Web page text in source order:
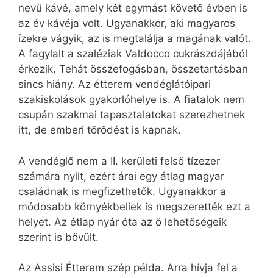
nevű kávé, amely két egymást követő évben is
az év kávéja volt. Ugyanakkor, aki magyaros
ízekre vágyik, az is megtalálja a magának valót.
A fagylalt a szaléziak Valdocco cukrászdájából
érkezik. Tehát összefogásban, összetartásban
sincs hiány. Az étterem vendéglátóipari
szakiskolások gyakorlóhelye is. A fiatalok nem
csupán szakmai tapasztalatokat szerezhetnek
itt, de emberi törődést is kapnak.
A vendéglő nem a II. kerületi felső tízezer
számára nyílt, ezért árai egy átlag magyar
családnak is megfizethetők. Ugyanakkor a
módosabb környékbeliek is megszerették ezt a
helyet. Az étlap nyár óta az ő lehetőségeik
szerint is bővült.
Az Assisi Étterem szép példa. Arra hívja fel a